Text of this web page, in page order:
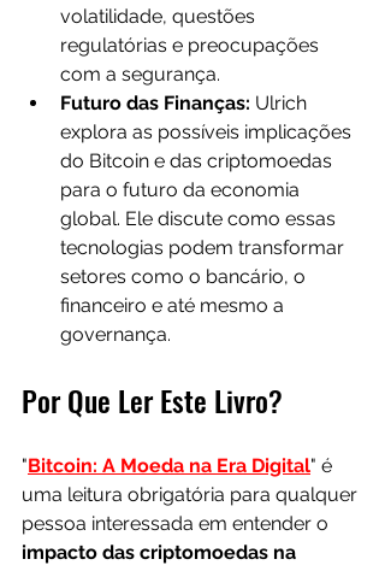
volatilidade, questões
regulatórias e preocupações
com a segurança.
Futuro das Finanças: Ulrich
explora as possíveis implicações
do Bitcoin e das criptomoedas
para o futuro da economia
global. Ele discute como essas
tecnologias podem transformar
setores como o bancário, o
financeiro e até mesmo a
governança.
Por Que Ler Este Livro?
"Bitcoin: A Moeda na Era Digital" é
uma leitura obrigatória para qualquer
pessoa interessada em entender o
impacto das criptomoedas na